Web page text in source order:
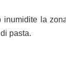
la
pasta.